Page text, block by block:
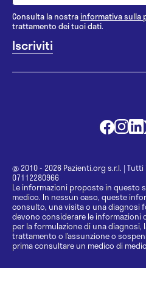
Consulta la nostrainformativa sulla
trattamento dei tuoi dati.
@ 2010 - 2026 Pazienti.org s.r.l. | Tutti
07112280966
Le informazioni proposte in questo
medico. In nessun caso, queste
consulto, una visita o una diagnosi
devono considerare le
per la formulazione di una diagnosi,
trattamento o l’assunzione o
prima consultare un medico di